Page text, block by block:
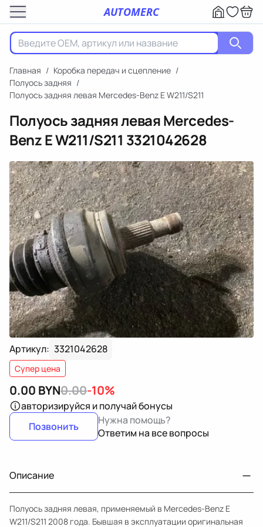
AUTOMERC
Главная / Коробка передач и сцепление /
Полуось задняя /
Полуось задняя левая Mercedes-Benz E W211/S211
Полуось задняя левая Mercedes-
Benz E W211/S211 3321042628
Артикул: 3321042628
Супер цена
0.00 BYN0.00-10%
авторизируйся и получай бонусы
Позвонить
Нужна помощь?
Ответим на все вопросы
Описание
Полуось задняя левая, применяемый в Mercedes-Benz E
W211/S211 2008 года. Бывшая в эксплуатации оригинальная